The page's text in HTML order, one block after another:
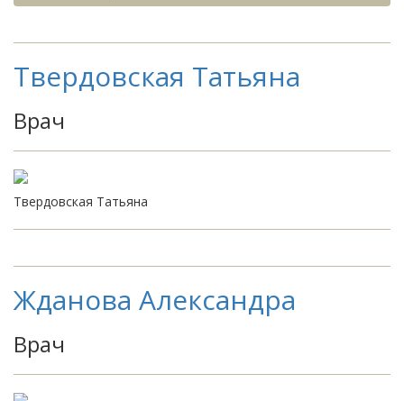
Твердовская Татьяна
Врач
Твердовская Татьяна
Жданова Александра
Врач